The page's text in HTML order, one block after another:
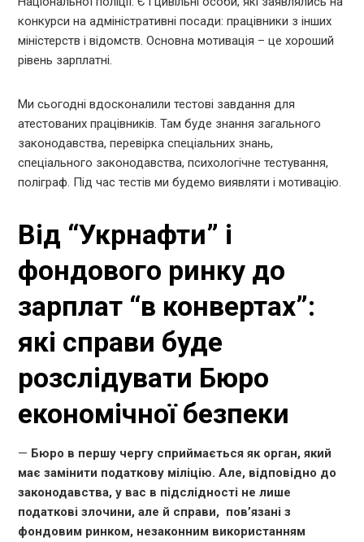
конкурси на адміністративні посади: працівники з інших
міністерств і відомств. Основна мотивація – це хороший
рівень зарплатні.
Ми сьогодні вдосконалили тестові завдання для
атестованих працівників. Там буде знання загального
законодавства, перевірка спеціальних знань,
спеціального законодавства, психологічне тестування,
поліграф. Під час тестів ми будемо виявляти і мотивацію.
Від “Укрнафти” і
фондового ринку до
зарплат “в конвертах”:
які справи буде
розслідувати Бюро
економічної безпеки
— Бюро в першу чергу сприймається як орган, який
має замінити податкову міліцію. Але, відповідно до
законодавства, у вас в підслідності не лише
податкові злочини, але й справи, пов’язані з
фондовим ринком, незаконним використанням